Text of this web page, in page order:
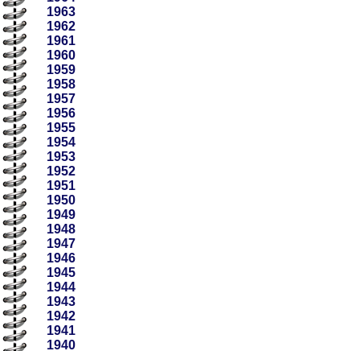
1963
1962
1961
1960
1959
1958
1957
1956
1955
1954
1953
1952
1951
1950
1949
1948
1947
1946
1945
1944
1943
1942
1941
1940